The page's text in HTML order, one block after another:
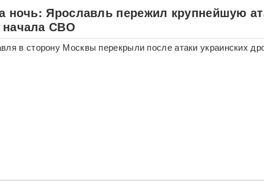
ночь: Ярославль пережил крупнейшую
СВО
в сторону Москвы перекрыли после атаки украинских